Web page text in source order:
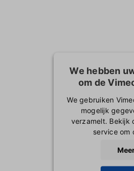
We hebben
om de
We gebruiken
mogelijk
verzamelt. Bekijk
service om